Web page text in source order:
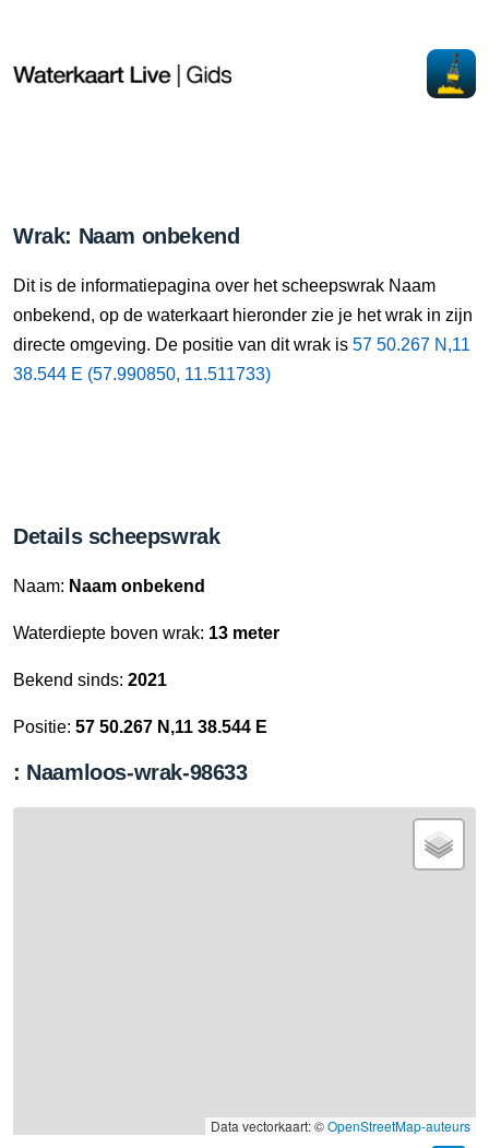
Wrak: Naam onbekend
Dit is de informatiepagina over het scheepswrak Naam
onbekend, op de waterkaart hieronder zie je het wrak in zijn
directe omgeving. De positie van dit wrak is 57 50.267 N,11
38.544 E (57.990850, 11.511733)
Details scheepswrak
Naam: Naam onbekend
Waterdiepte boven wrak: 13 meter
Bekend sinds: 2021
Positie: 57 50.267 N,11 38.544 E
: Naamloos-wrak-98633
Data vectorkaart: ©OpenStreetMap-auteurs